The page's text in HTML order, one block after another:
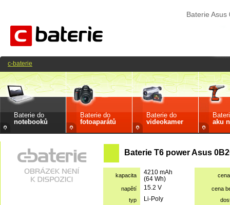
Baterie
Baterie do
notebooků
Baterie do
fotoaparátů
Baterie do
videokamer
aku
Baterie T6 power Asus
kapacita
4210 mAh
(64 Wh)
napětí 15.2 V
cena
typ
Li-Poly
c-baterie